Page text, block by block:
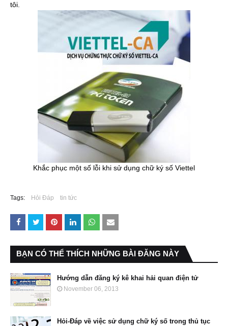
tôi.
Khắc phục một số lỗi khi sử dụng chữ ký số Viettel
Tags: Hỏi Đáp tin tức
BẠN CÓ THỂ THÍCH NHỮNG BÀI ĐĂNG NÀY
Hướng dẫn đăng ký kê khai hải quan điện tử
November 06, 2013
Hỏi-Đáp về việc sử dụng chữ ký số trong thủ tục